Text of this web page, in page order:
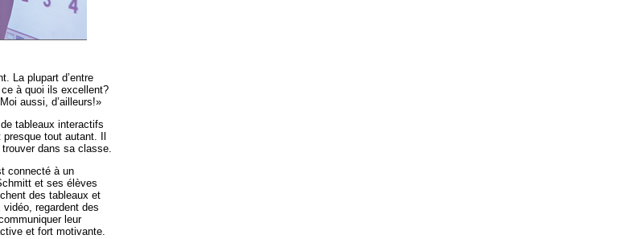
La plupart d’entre
à quoi ils excellent?
aussi, d’ailleurs!»
tableaux interactifs
tout autant. Il
dans sa classe.
connecté à un
et ses élèves
des tableaux et
regardent des
leur
et fort motivante.